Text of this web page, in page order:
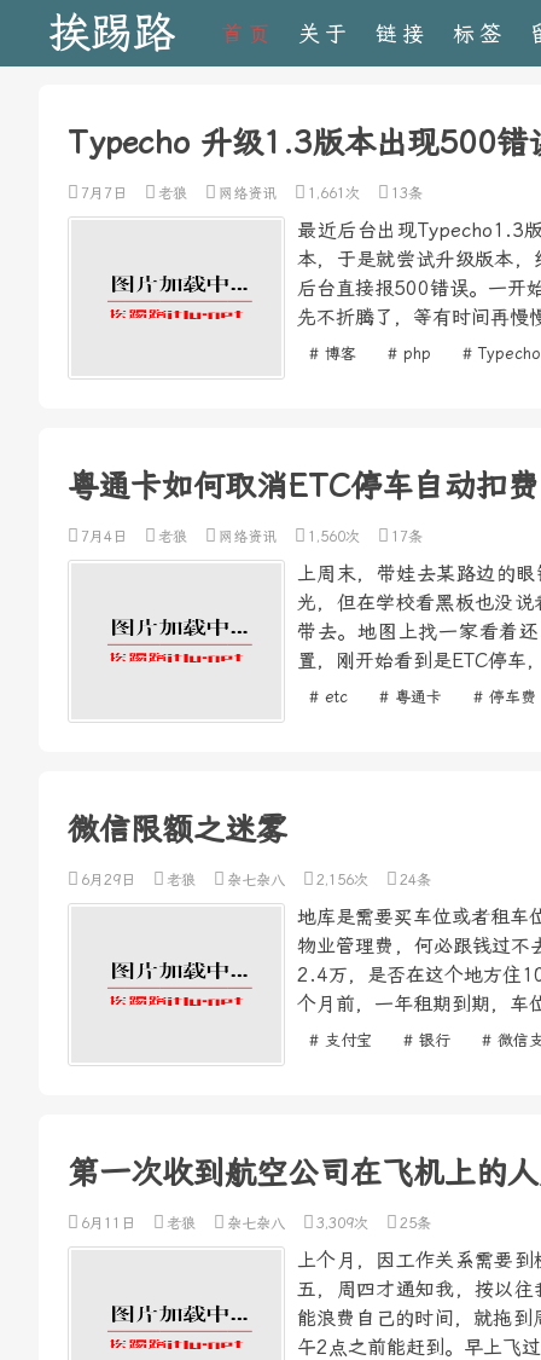
挨踢路 首页 关于 链接 标签
Typecho 升级1.3版本出现500错
7月7日 老狼 网络资讯 1,661次 13条
最近后台出现Typecho1.3
本，于是就尝试升级版本
后台直接报500错误。一开
先不折腾了，等有时间再慢
# 博客 # php # Typecho
粤通卡如何取消ETC停车自动扣费
7月4日 老狼 网络资讯 1,560次 17条
上周末，带娃去某路边的
光，但在学校看黑板也没
带去。地图上找一家看着
置，刚开始看到是ETC停车
# etc # 粤通卡 # 停车费
微信限额之迷雾
6月29日 老狼 杂七杂八 2,156次 24条
地库是需要买车位或者租车
物业管理费，何必跟钱过
2.4万，是否在这个地方住
个月前，一年租期到期，车
# 支付宝 # 银行 # 微信
第一次收到航空公司在飞机上的
6月11日 老狼 杂七杂八 3,309次 25条
上个月，因工作关系需要
五，周四才通知我，按以
能浪费自己的时间，就拖
午2点之前能赶到。早上飞